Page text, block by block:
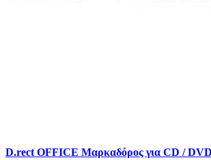
D.rect OFFICE Μαρκαδόρος για CD /